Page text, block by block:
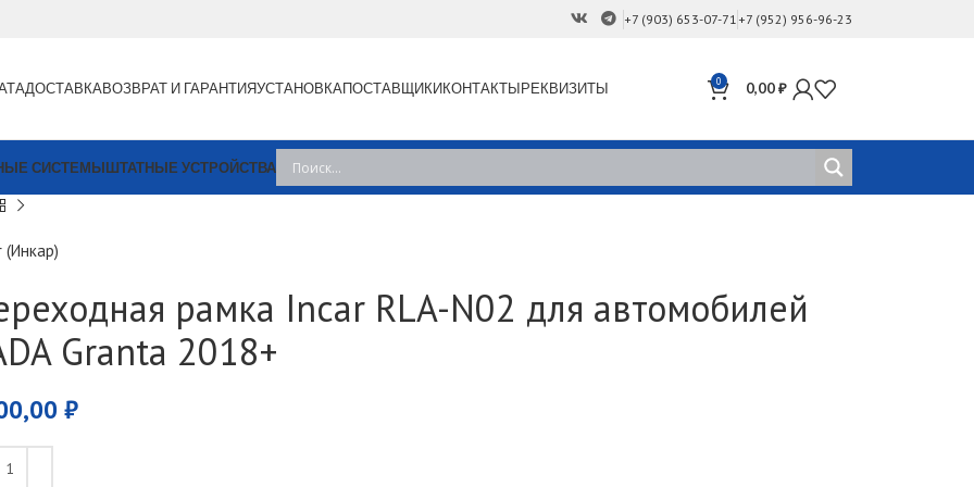
+7 (903) 653-07-71 +7 (952) 956-96-23
ДОСТАВКАВОЗВРАТ И ГАРАНТИЯУСТАНОВКАПОСТАВЩИКИКОНТАКТЫРЕКВИЗИТЫ 0 0,00₽
СИСТЕМЫШТАТНЫЕ УСТРОЙСТВА
(Инкар)
рамка Incar RLA-N02 для автомобилей
Granta 2018+
₽